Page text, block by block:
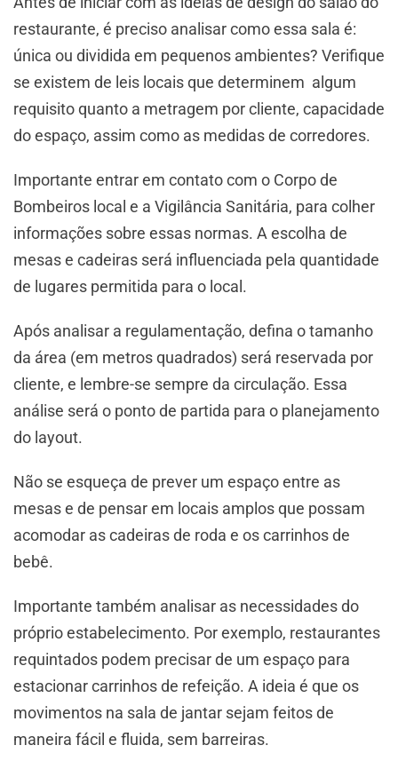
restaurante, é preciso analisar como essa sala é:
única ou dividida em pequenos ambientes? Verifique
se existem de leis locais que determinem algum
requisito quanto a metragem por cliente, capacidade
do espaço, assim como as medidas de corredores.
Importante entrar em contato com o Corpo de
Bombeiros local e a Vigilância Sanitária, para colher
informações sobre essas normas. A escolha de
mesas e cadeiras será influenciada pela quantidade
de lugares permitida para o local.
Após analisar a regulamentação, defina o tamanho
da área (em metros quadrados) será reservada por
cliente, e lembre-se sempre da circulação. Essa
análise será o ponto de partida para o planejamento
do layout.
Não se esqueça de prever um espaço entre as
mesas e de pensar em locais amplos que possam
acomodar as cadeiras de roda e os carrinhos de
bebê.
Importante também analisar as necessidades do
próprio estabelecimento. Por exemplo, restaurantes
requintados podem precisar de um espaço para
estacionar carrinhos de refeição. A ideia é que os
movimentos na sala de jantar sejam feitos de
maneira fácil e fluida, sem barreiras.